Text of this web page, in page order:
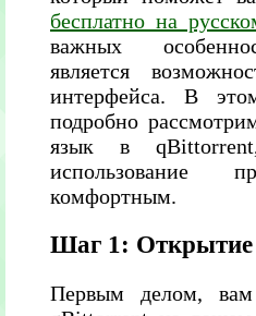
бесплатно на
важных
является
интерфейса. В
подробно
язык в
использование
комфортным.
Шаг 1:
Первым делом, вам